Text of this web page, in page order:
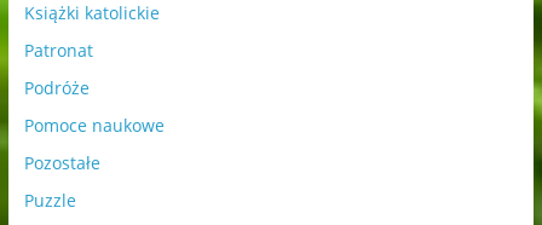
Książki katolickie
Patronat
Podróże
Pomoce naukowe
Pozostałe
Puzzle